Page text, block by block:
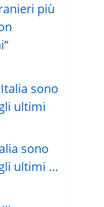
più
sono
ultimi …